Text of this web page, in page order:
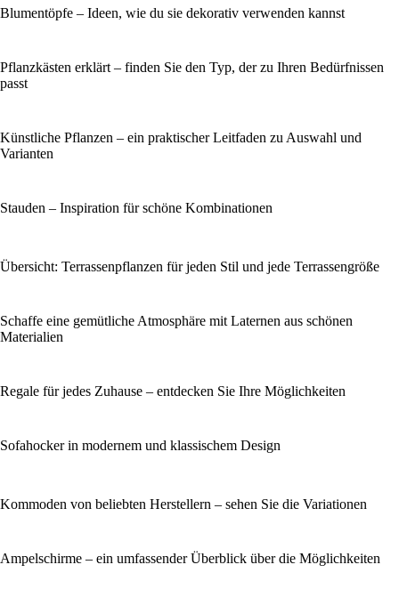
Blumentöpfe – Ideen, wie du sie dekorativ verwenden kannst
Pflanzkästen erklärt – finden Sie den Typ, der zu Ihren Bedürfnissen
passt
Künstliche Pflanzen – ein praktischer Leitfaden zu Auswahl und
Varianten
Stauden – Inspiration für schöne Kombinationen
Übersicht: Terrassenpflanzen für jeden Stil und jede Terrassengröße
Schaffe eine gemütliche Atmosphäre mit Laternen aus schönen
Materialien
Regale für jedes Zuhause – entdecken Sie Ihre Möglichkeiten
Sofahocker in modernem und klassischem Design
Kommoden von beliebten Herstellern – sehen Sie die Variationen
Ampelschirme – ein umfassender Überblick über die Möglichkeiten